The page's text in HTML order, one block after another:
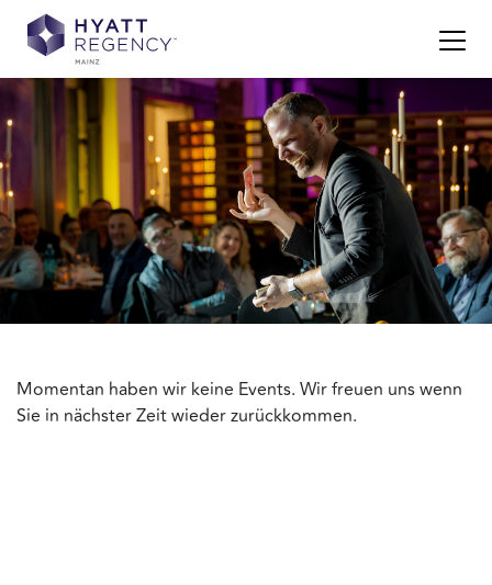
Momentan haben wir keine Events. Wir freuen uns wenn
Sie in nächster Zeit wieder zurückkommen.